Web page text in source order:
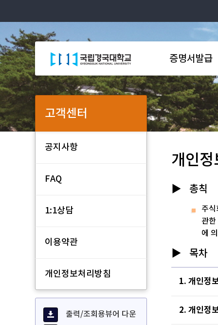
증명서발급
고객센터
공지사항
FAQ
1:1상담
이용약관
개인정보처리방침
출력/조회용뷰어 다운
개인
총칙
주
관
에
목차
1. 개인정
2. 개인정